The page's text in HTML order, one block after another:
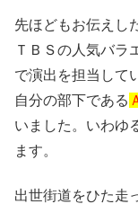
先ほどもお伝えし
ＴＢＳの人気バラ
で演出を担当して
自分の部下である
いました。いわゆ
ます。
出世街道をひた走